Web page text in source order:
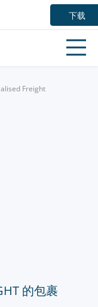
下载
Freight
的包裹